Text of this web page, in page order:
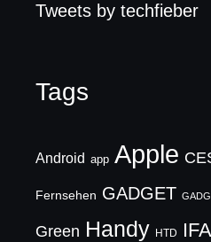
Tweets by techfieber
Tags
Android app Apple
Fernsehen GADGET
Green Handy HTD IFA